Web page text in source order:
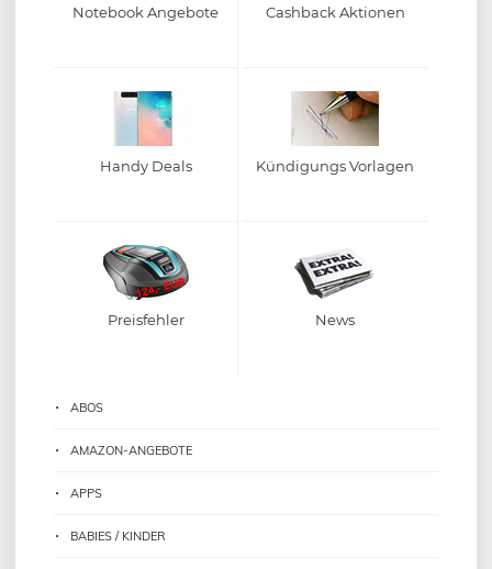
Notebook Angebote Cashback Aktionen
Handy Deals Kündigungs Vorlagen
Preisfehler News
ABOS
AMAZON-ANGEBOTE
APPS
BABIES / KINDER